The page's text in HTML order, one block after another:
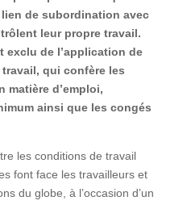
de subordination avec
leur propre travail.
exclu de l’application de
qui confère les
matière d’emploi,
ainsi que les congés
les conditions de travail
font face les travailleurs et
du globe, à l’occasion d’un